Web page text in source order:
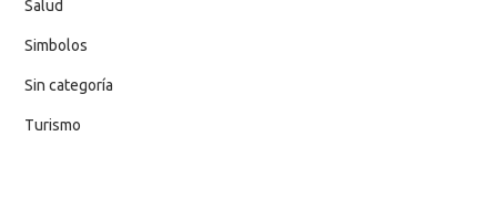
Salud
Simbolos
Sin categoría
Turismo